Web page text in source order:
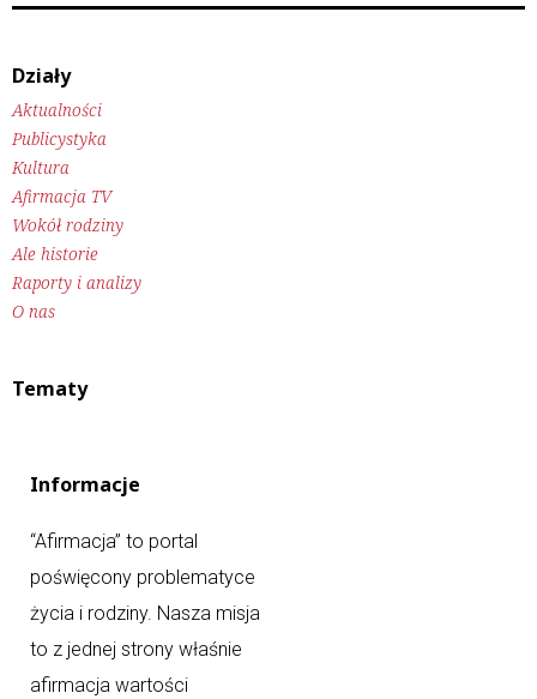
Działy
Aktualności
Publicystyka
Kultura
Afirmacja TV
Wokół rodziny
Ale historie
Raporty i analizy
O nas
Tematy
Informacje
“Afirmacja” to portal
poświęcony problematyce
życia i rodziny. Nasza misja
to z jednej strony właśnie
afirmacja wartości